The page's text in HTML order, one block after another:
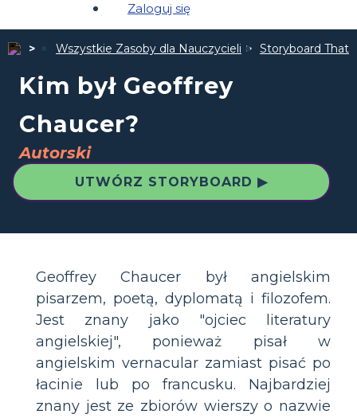
Zaloguj się
Wszystkie Zasoby dla Nauczycieli Storyboard That
Kim był Geoffrey
Chaucer?
Autorski
UTWÓRZ STORYBOARD ▶
Geoffrey Chaucer był angielskim
pisarzem, poetą, dyplomatą i filozofem.
Jest znany jako "ojciec literatury
angielskiej", ponieważ pisał w
angielskim vernacular zamiast pisać po
łacinie lub po francusku. Najbardziej
znany jest ze zbiorów wierszy o nazwie